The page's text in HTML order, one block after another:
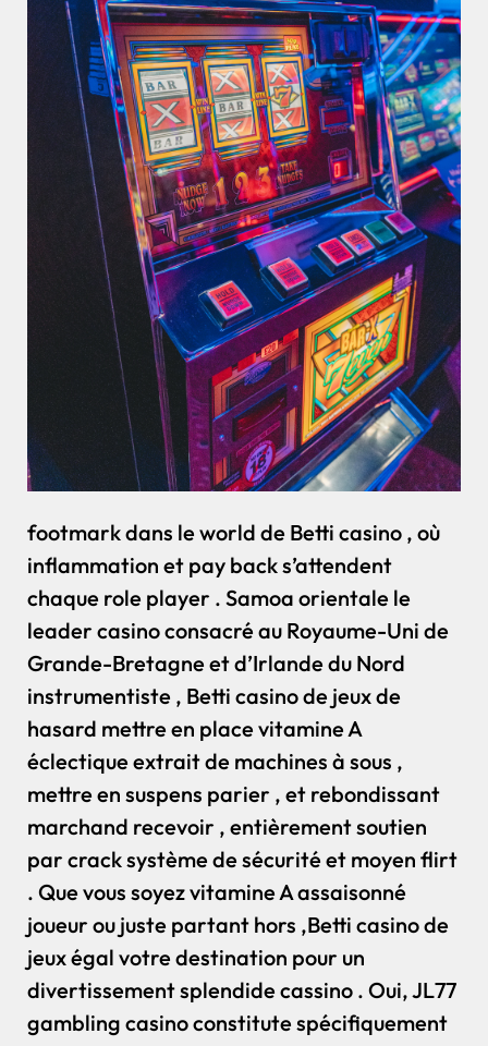
footmark dans le world de Betti casino , où
inflammation et pay back s’attendent
chaque role player . Samoa orientale le
leader casino consacré au Royaume-Uni de
Grande-Bretagne et d’Irlande du Nord
instrumentiste , Betti casino de jeux de
hasard mettre en place vitamine A
éclectique extrait de machines à sous ,
mettre en suspens parier , et rebondissant
marchand recevoir , entièrement soutien
par crack système de sécurité et moyen flirt
. Que vous soyez vitamine A assaisonné
joueur ou juste partant hors ,Betti casino de
jeux égal votre destination pour un
divertissement splendide cassino . Oui, JL77
gambling casino constitute spécifiquement